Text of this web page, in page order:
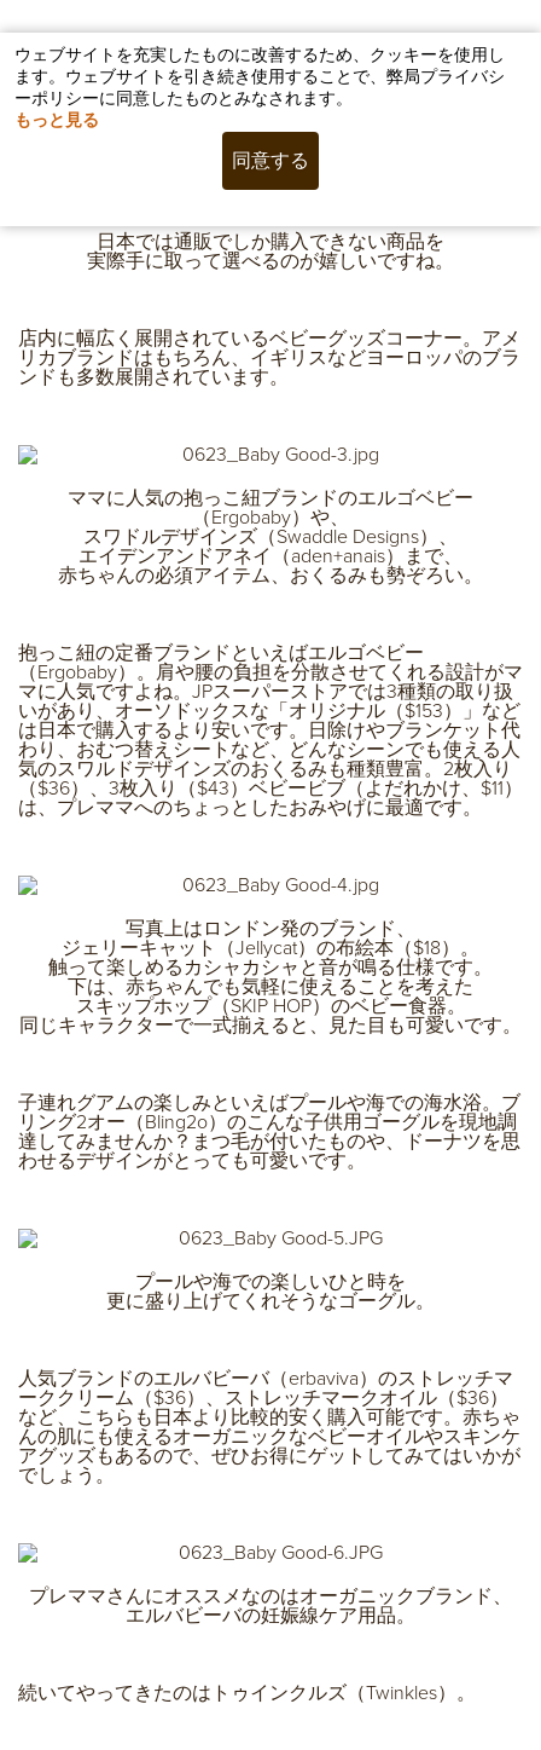
まずやってきたのはJPスーパーストア。ここに来ればおみ
やげはひと通り揃う巨大なセレクトショップです。タモン
地区の中心地にあるので滞在中一度は目にするのではない
でしょうか。
日本では通販でしか購入できない商品を
実際手に取って選べるのが嬉しいですね。
店内に幅広く展開されているベビーグッズコーナー。アメ
リカブランドはもちろん、イギリスなどヨーロッパのブラ
ンドも多数展開されています。
ママに人気の抱っこ紐ブランドのエルゴベビー
（Ergobaby）や、
スワドルデザインズ（Swaddle Designs）、
エイデンアンドアネイ（aden+anais）まで、
赤ちゃんの必須アイテム、おくるみも勢ぞろい。
抱っこ紐の定番ブランドといえばエルゴベビー
（Ergobaby）。肩や腰の負担を分散させてくれる設計がマ
マに人気ですよね。JPスーパーストアでは3種類の取り扱
いがあり、オーソドックスな「オリジナル（$153）」など
は日本で購入するより安いです。日除けやブランケット代
わり、おむつ替えシートなど、どんなシーンでも使える人
気のスワルドデザインズのおくるみも種類豊富。2枚入り
（$36）、3枚入り（$43）ベビービブ（よだれかけ、$11）
は、プレママへのちょっとしたおみやげに最適です。
写真上はロンドン発のブランド、
ジェリーキャット（Jellycat）の布絵本（$18）。
触って楽しめるカシャカシャと音が鳴る仕様です。
下は、赤ちゃんでも気軽に使えることを考えた
スキップホップ（SKIP HOP）のベビー食器。
同じキャラクターで一式揃えると、見た目も可愛いです。
子連れグアムの楽しみといえばプールや海での海水浴。ブ
リング2オー（Bling2o）のこんな子供用ゴーグルを現地調
達してみませんか？まつ毛が付いたものや、ドーナツを思
わせるデザインがとっても可愛いです。
プールや海での楽しいひと時を
更に盛り上げてくれそうなゴーグル。
人気ブランドのエルバビーバ（erbaviva）のストレッチマ
ーククリーム（$36）、ストレッチマークオイル（$36）
など、こちらも日本より比較的安く購入可能です。赤ちゃ
んの肌にも使えるオーガニックなベビーオイルやスキンケ
アグッズもあるので、ぜひお得にゲットしてみてはいかが
でしょう。
プレママさんにオススメなのはオーガニックブランド、
エルバビーバの妊娠線ケア用品。
続いてやってきたのはトゥインクルズ（Twinkles）。
ウェブサイトを充実したものに改善するため、クッキーを使用し
ます。ウェブサイトを引き続き使用することで、弊局プライバシ
ーポリシーに同意したものとみなされます。
もっと見る
同意する